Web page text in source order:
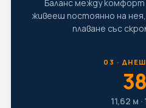
Баланс между
живееш постоянно на
плаване със
03 ·
38
11,62 м